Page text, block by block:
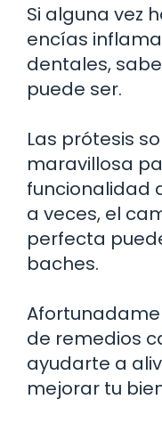
Si alguna vez
encías
dentales,
puede ser.
Las prótesis
maravillosa
funcionalidad
a veces, el
perfecta
baches.
de remedios
ayudarte a
mejorar tu